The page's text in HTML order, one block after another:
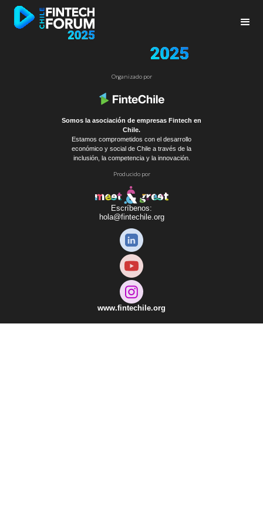
Organizado por
Somos la asociación de empresas Fintech en
Chile.
Estamos comprometidos con el desarrollo
económico y social de Chile a través de la
inclusión, la competencia y la innovación.
Producido por
Escríbenos:
hola@fintechile.org
www.fintechile.org